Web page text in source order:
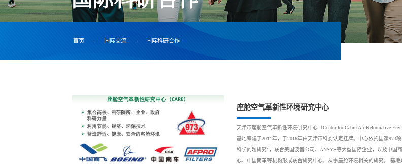
首页 · 国际交流 · 国际科研合作
座舱空气革新性环境研究中心
天津市座舱空气革新性环境研究中心（Center for Cabin Air Reformative
基地筹建于2011年，于2016年由天津市科委认定挂牌。中心依托国家973
科学问题研究”，联合美国波音公司、ANSYS等大型国际企业，以及中国
心、中国南车等机构形成联合研究中心，从事座舱环境相关的研究。 基